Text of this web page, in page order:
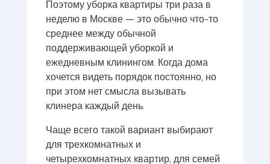
Поэтому уборка квартиры три раза в
неделю в Москве — это обычно что-то
среднее между обычной
поддерживающей уборкой и
ежедневным клинингом. Когда дома
хочется видеть порядок постоянно, но
при этом нет смысла вызывать
клинера каждый день.
Чаще всего такой вариант выбирают
для трехкомнатных и
четырехкомнатных квартир, для семей